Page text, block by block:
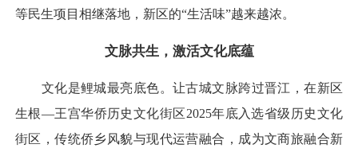
等民生项目相继落地，新区的“生活味”越来越浓。
文脉共生，激活文化底蕴
文化是鲤城最亮底色。让古城文脉跨过晋江，在新区
生根—王宫华侨历史文化街区2025年底入选省级历史文化
街区，传统侨乡风貌与现代运营融合，成为文商旅融合新